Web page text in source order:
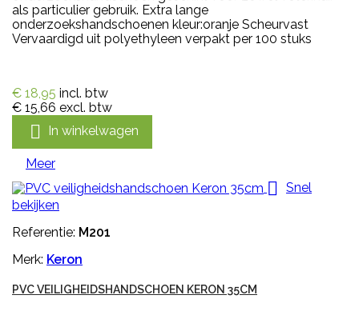
als particulier gebruik. Extra lange
onderzoekshandschoenen kleur:oranje Scheurvast
Vervaardigd uit polyethyleen verpakt per 100 stuks
€ 18,95 incl. btw
€ 15,66 excl. btw
 In winkelwagen
Meer
 Snel
bekijken
Referentie: M201
Merk: Keron
PVC VEILIGHEIDSHANDSCHOEN KERON 35CM